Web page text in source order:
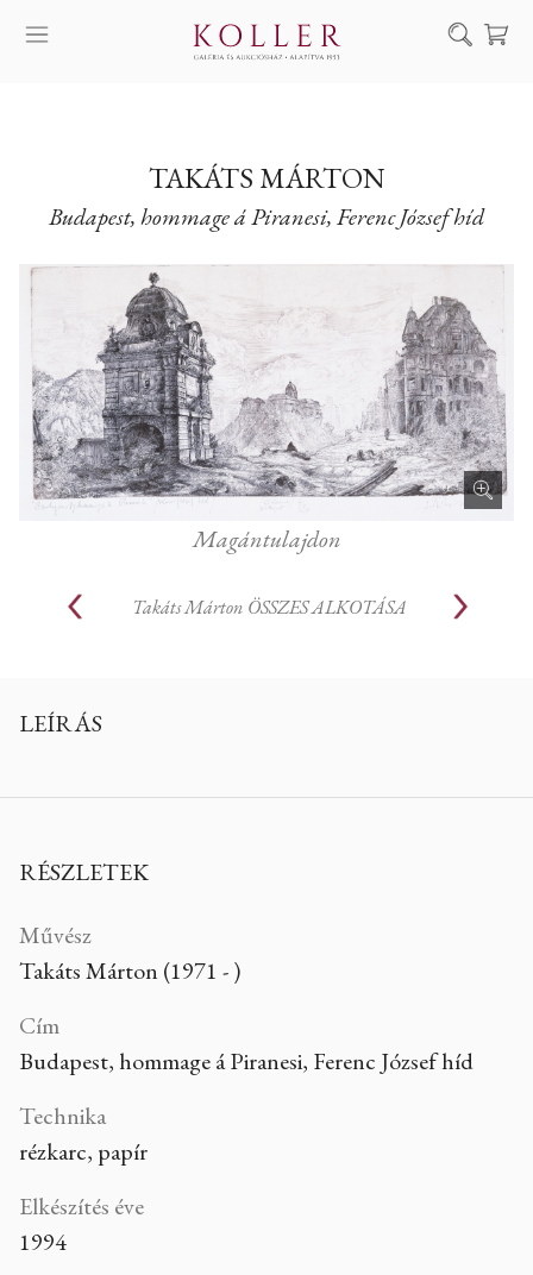
MŰVÉSZEINK
ALKOTÁSOK
KIÁLLÍTÁSAINK
HÍREINK
RÓLUNK
EN
DE
Keresés
TAKÁTS MÁRTON
Budapest, hommage á Piranesi, Ferenc József híd
Magántulajdon
Takáts Márton ÖSSZES ALKOTÁSA
LEÍRÁS
RÉSZLETEK
Művész
Takáts Márton (1971 - )
Cím
Budapest, hommage á Piranesi, Ferenc József híd
Technika
rézkarc, papír
Elkészítés éve
1994